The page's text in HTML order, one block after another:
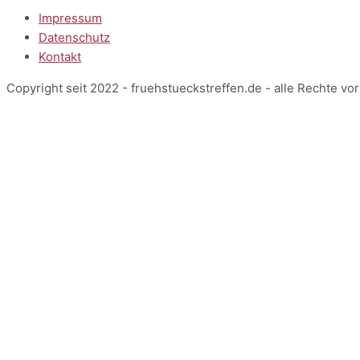
Impressum
Datenschutz
Kontakt
Copyright seit 2022 - fruehstueckstreffen.de - alle Rechte